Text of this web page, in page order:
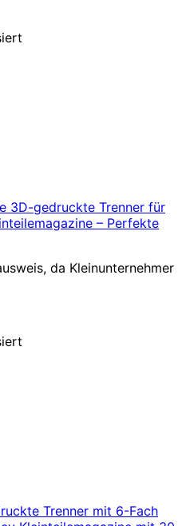
3D-gedruckte Trenner für
– Perfekte
da Kleinunternehmer
Trenner mit 6-Fach